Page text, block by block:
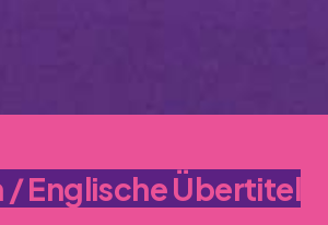
/ Englische Übertitel